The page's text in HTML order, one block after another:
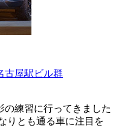
古屋駅ビル群
の練習に行ってきました
りとも通る車に注目を